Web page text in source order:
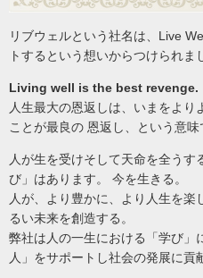
リブウェルという社名は、Live
トするという想いからつけられま
Living well is the best revenge.
人生最大の恩返しは、いまをより
ことが最良の 恩返し、という意味
人が生を受けそして天命を全う
び」はあります。 今を生きる。
人が、より豊かに、より人生を楽
るい未来を創造する。
弊社は人の一生における「学び」
人」をサポートし社会の発展に貢